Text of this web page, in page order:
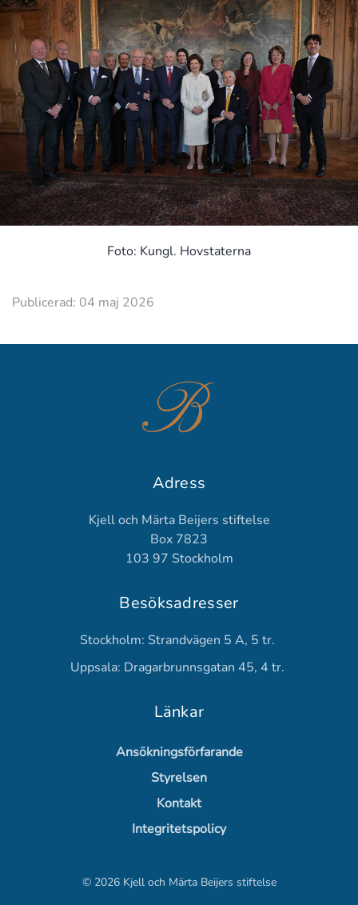
Foto: Kungl. Hovstaterna
Publicerad: 04 maj 2026
Adress
Kjell och Märta Beijers stiftelse
Box 7823
103 97 Stockholm
Besöksadresser
Stockholm: Strandvägen 5 A, 5 tr.
Uppsala: Dragarbrunnsgatan 45, 4 tr.
Länkar
Ansökningsförfarande
Styrelsen
Kontakt
Integritetspolicy
© 2026Kjell och Märta Beijers stiftelse